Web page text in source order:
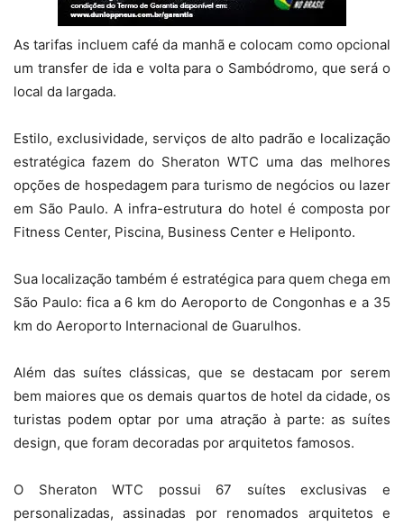
As tarifas incluem café da manhã e colocam como opcional
um transfer de ida e volta para o Sambódromo, que será o
local da largada.
Estilo, exclusividade, serviços de alto padrão e localização
estratégica fazem do Sheraton WTC uma das melhores
opções de hospedagem para turismo de negócios ou lazer
em São Paulo. A infra-estrutura do hotel é composta por
Fitness Center, Piscina, Business Center e Heliponto.
Sua localização também é estratégica para quem chega em
São Paulo: fica a 6 km do Aeroporto de Congonhas e a 35
km do Aeroporto Internacional de Guarulhos.
Além das suítes clássicas, que se destacam por serem
bem maiores que os demais quartos de hotel da cidade, os
turistas podem optar por uma atração à parte: as suítes
design, que foram decoradas por arquitetos famosos.
O Sheraton WTC possui 67 suítes exclusivas e
personalizadas, assinadas por renomados arquitetos e